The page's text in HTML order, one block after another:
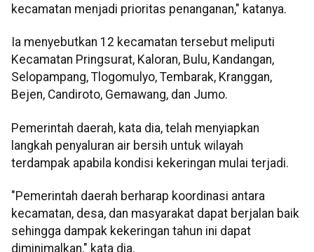
kecamatan menjadi prioritas penanganan," katanya.
Ia menyebutkan 12 kecamatan tersebut meliputi
Kecamatan Pringsurat, Kaloran, Bulu, Kandangan,
Selopampang, Tlogomulyo, Tembarak, Kranggan,
Bejen, Candiroto, Gemawang, dan Jumo.
Pemerintah daerah, kata dia, telah menyiapkan
langkah penyaluran air bersih untuk wilayah
terdampak apabila kondisi kekeringan mulai terjadi.
"Pemerintah daerah berharap koordinasi antara
kecamatan, desa, dan masyarakat dapat berjalan baik
sehingga dampak kekeringan tahun ini dapat
diminimalkan," kata dia.